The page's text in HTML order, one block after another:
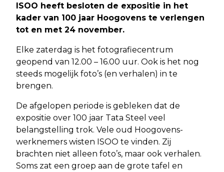
ISOO heeft besloten de expositie in het
kader van 100 jaar Hoogovens te verlengen
tot en met 24 november.
Elke zaterdag is het fotografiecentrum
geopend van 12.00 – 16.00 uur. Ook is het nog
steeds mogelijk foto’s (en verhalen) in te
brengen.
De afgelopen periode is gebleken dat de
expositie over 100 jaar Tata Steel veel
belangstelling trok. Vele oud Hoogovens-
werknemers wisten ISOO te vinden. Zij
brachten niet alleen foto’s, maar ook verhalen.
Soms zat een groep aan de grote tafel en